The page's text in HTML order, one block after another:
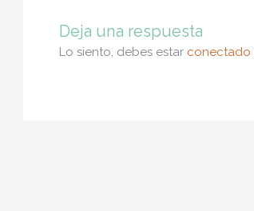
Deja una respuesta
Lo siento, debes estar conectado